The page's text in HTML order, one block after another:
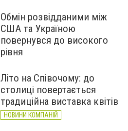
Обмін розвідданими між
США та Україною
повернувся до високого
рівня
Літо на Співочому: до
столиці повертається
традиційна виставка квітів
НОВИНИ КОМПАНІЙ